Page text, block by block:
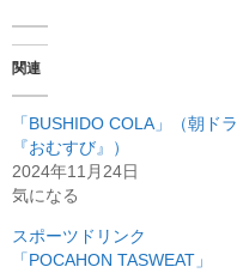
関連
「BUSHIDO COLA」（朝ドラ
『おむすび』）
2024年11月24日
気になる
スポーツドリンク
「POCAHON TASWEAT」